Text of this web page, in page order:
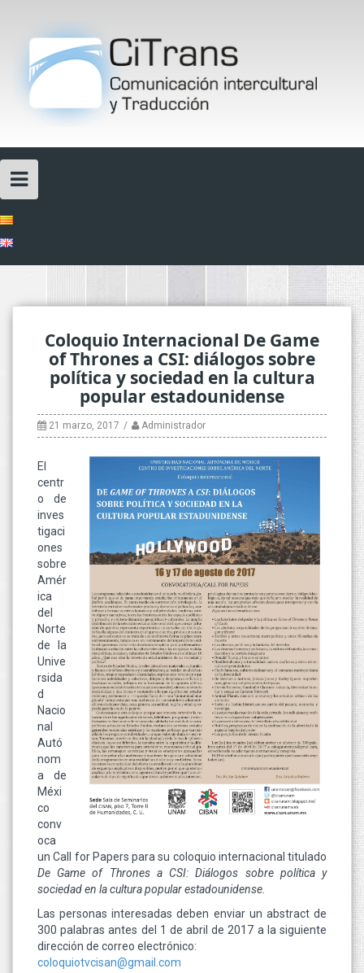
content
Coloquio Internacional De Game
of Thrones a CSI: diálogos sobre
política y sociedad en la cultura
popular estadounidense
21 marzo, 2017 Administrador
El
centr
o de
inves
tigaci
ones
sobre
Amér
ica
del
Norte
de la
Unive
rsida
d
Nacio
nal
Autó
nom
a de
Méxi
co
conv
oca
un Call for Papers para su coloquio internacional titulado
De Game of Thrones a CSI: Diálogos sobre política y
sociedad en la cultura popular estadounidense.
Las personas interesadas deben enviar un abstract de
300 palabras antes del 1 de abril de 2017 a la siguiente
dirección de correo electrónico:
coloquiotvcisan@gmail.com